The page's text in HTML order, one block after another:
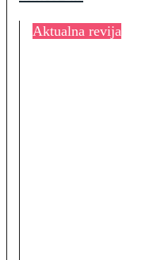
Aktualna revija